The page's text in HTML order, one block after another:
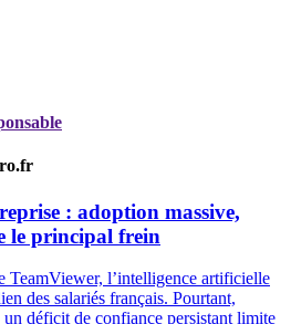
: adoption massive,
le principal frein
TeamViewer, l’intelligence artificielle
des salariés français. Pourtant,
déficit de confiance persistant limite